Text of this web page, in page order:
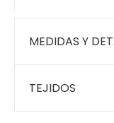
MEDIDAS Y
TEJIDOS